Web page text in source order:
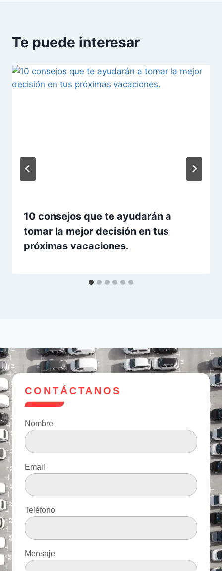
Te puede interesar
10 consejos que te ayudarán a
tomar la mejor decisión en tus
próximas vacaciones.
CONTÁCTANOS
Nombre
Email
Teléfono
Mensaje